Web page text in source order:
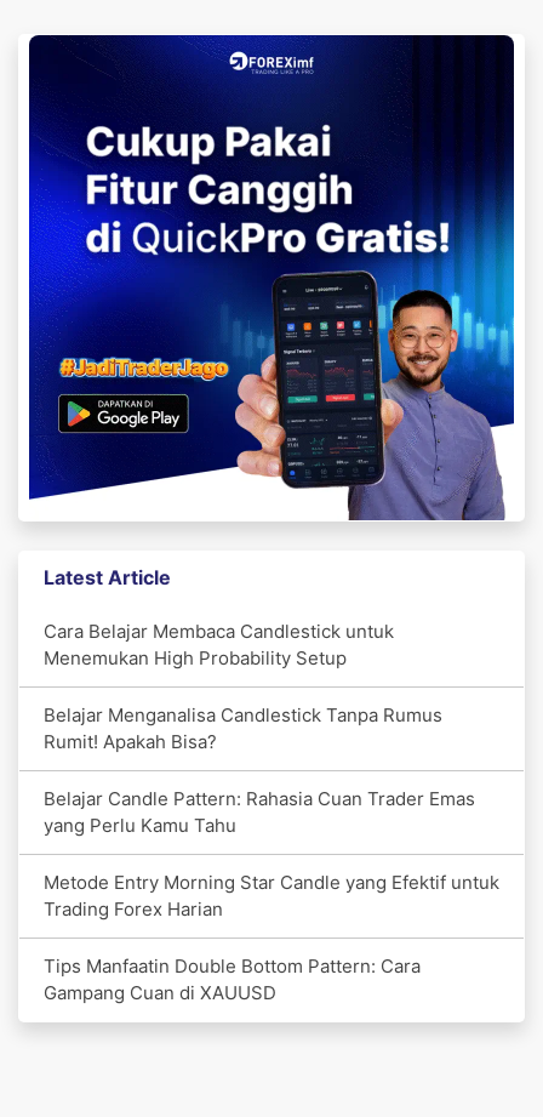
Latest Article
Cara Belajar Membaca Candlestick untuk
Menemukan High Probability Setup
Belajar Menganalisa Candlestick Tanpa Rumus
Rumit! Apakah Bisa?
Belajar Candle Pattern: Rahasia Cuan Trader Emas
yang Perlu Kamu Tahu
Metode Entry Morning Star Candle yang Efektif untuk
Trading Forex Harian
Tips Manfaatin Double Bottom Pattern: Cara
Gampang Cuan di XAUUSD